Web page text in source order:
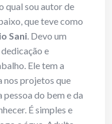
qual sou autor de
que teve como
Sani. Devo um
e
Ele tem a
nos projetos que
do bem e da
É simples e